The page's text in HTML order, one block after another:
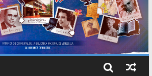
obras de Modesta Bor